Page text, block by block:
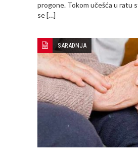
progone. Tokom učešća u ratu
se […]
SARADNJA